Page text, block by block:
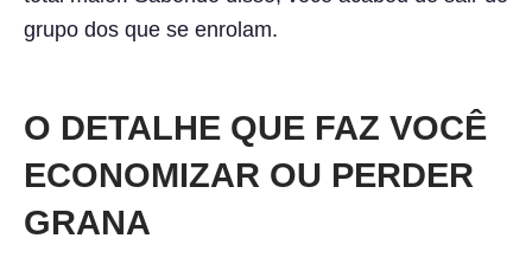
grupo dos que se enrolam.
O DETALHE QUE FAZ VOCÊ
ECONOMIZAR OU PERDER
GRANA